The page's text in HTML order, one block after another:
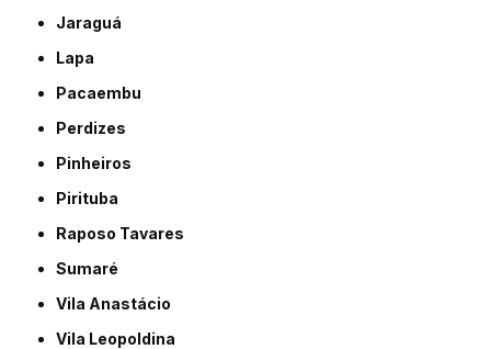
Jaraguá
Lapa
Pacaembu
Perdizes
Pinheiros
Pirituba
Raposo Tavares
Sumaré
Vila Anastácio
Vila Leopoldina